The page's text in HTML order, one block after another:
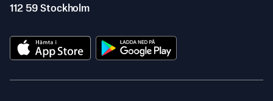
112 59 Stockholm